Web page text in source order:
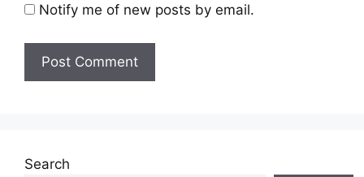
Notify me of new posts by email.
Search